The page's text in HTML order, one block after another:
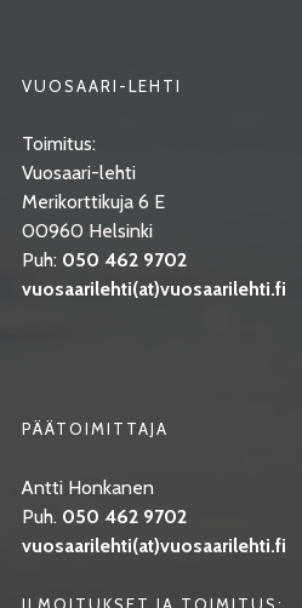
VUOSAARI-LEHTI
Toimitus:
Vuosaari-lehti
Merikorttikuja 6 E
00960 Helsinki
Puh: 050 462 9702
vuosaarilehti(at)vuosaarilehti.fi
PÄÄTOIMITTAJA
Antti Honkanen
Puh. 050 462 9702
vuosaarilehti(at)vuosaarilehti.fi